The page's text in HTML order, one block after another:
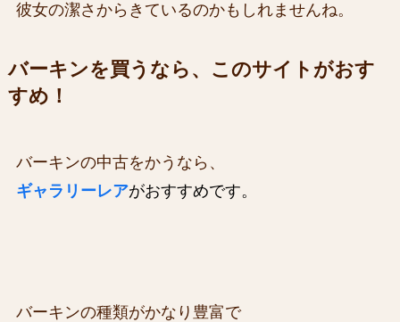
彼女の潔さからきているのかもしれませんね。
バーキンを買うなら、このサイトがおす
すめ ！
バーキンの中古をかうなら、
ギャラリーレアがおすすめです。
バーキンの種類がかなり豊富で